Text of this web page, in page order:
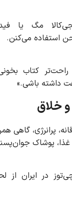
مگ یا
استفاده می‌کنن.
راحت‌تر کتاب
داشته باشی.»
خلاق
پرانرژی، گاهی
پوشاک
چی‌توز در ایران از